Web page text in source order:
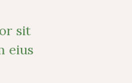
sit
eius